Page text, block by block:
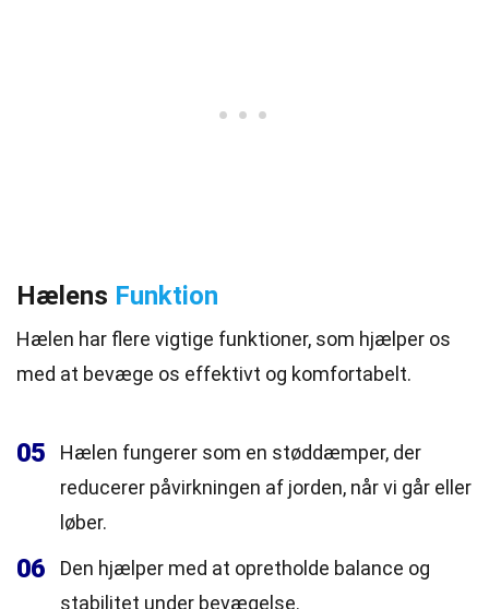
Hælens Funktion
Hælen har flere vigtige funktioner, som hjælper os
med at bevæge os effektivt og komfortabelt.
05
Hælen fungerer som en støddæmper, der
reducerer påvirkningen af jorden, når vi går eller
løber.
06
Den hjælper med at opretholde balance og
stabilitet under bevægelse.